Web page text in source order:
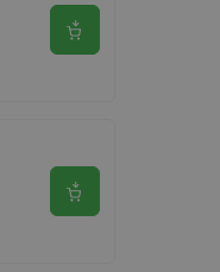
Se produkt
Se produkt